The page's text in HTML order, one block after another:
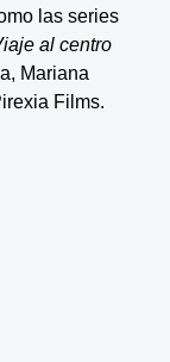
las series
al centro
Mariana
Films.